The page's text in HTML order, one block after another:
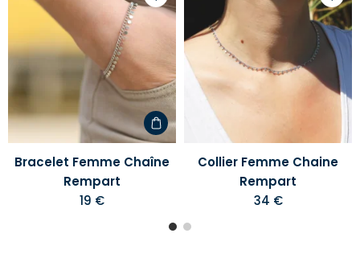
Ajouter
votre
liste
d'envies
Bracelet Femme Chaîne
Rempart
19 €
à
votre
liste
Collier Femme Chaine
Rempart
34 €